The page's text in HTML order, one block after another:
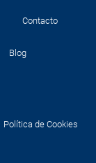
Contacto
Blog
Política de Cookies